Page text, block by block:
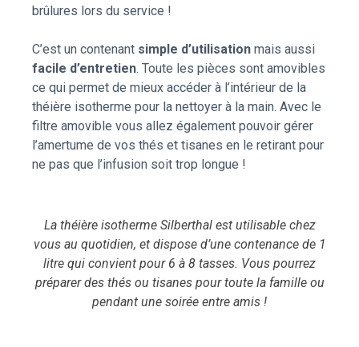
brûlures lors du service !
C’est un contenant simple d’utilisation mais aussi
facile d’entretien. Toute les pièces sont amovibles
ce qui permet de mieux accéder à l’intérieur de la
théière isotherme pour la nettoyer à la main. Avec le
filtre amovible vous allez également pouvoir gérer
l’amertume de vos thés et tisanes en le retirant pour
ne pas que l’infusion soit trop longue !
La théière isotherme Silberthal est utilisable chez
vous au quotidien, et dispose d’une contenance de 1
litre qui convient pour 6 à 8 tasses. Vous pourrez
préparer des thés ou tisanes pour toute la famille ou
pendant une soirée entre amis !